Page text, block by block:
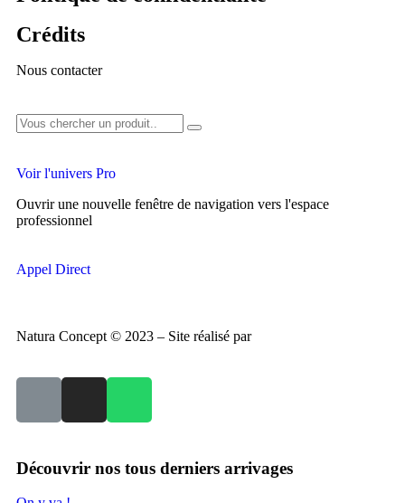
Crédits
Nous contacter
Voir l'univers Pro
Ouvrir une nouvelle fenêtre de navigation vers l'espace
professionnel
Appel Direct
Natura Concept © 2023 – Site réalisé par
Découvrir nos tous derniers arrivages